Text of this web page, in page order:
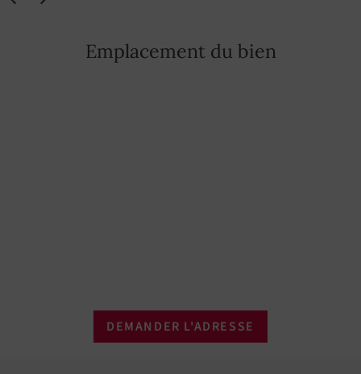
Emplacement du bien
DEMANDER L'ADRESSE